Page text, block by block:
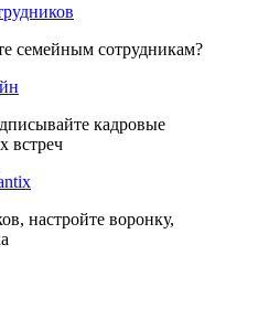
семейным сотрудникам?
кадровые
встреч
настройте воронку,